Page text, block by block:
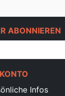
ABONNIEREN
Infos